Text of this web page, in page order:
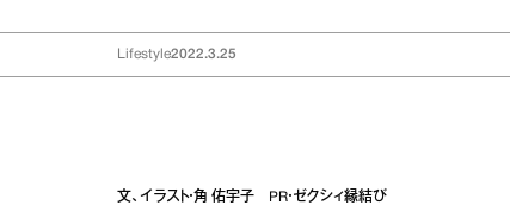
Lifestyle2022.3.25
文、イラスト・角 佑宇子 PR・ゼクシィ縁結び